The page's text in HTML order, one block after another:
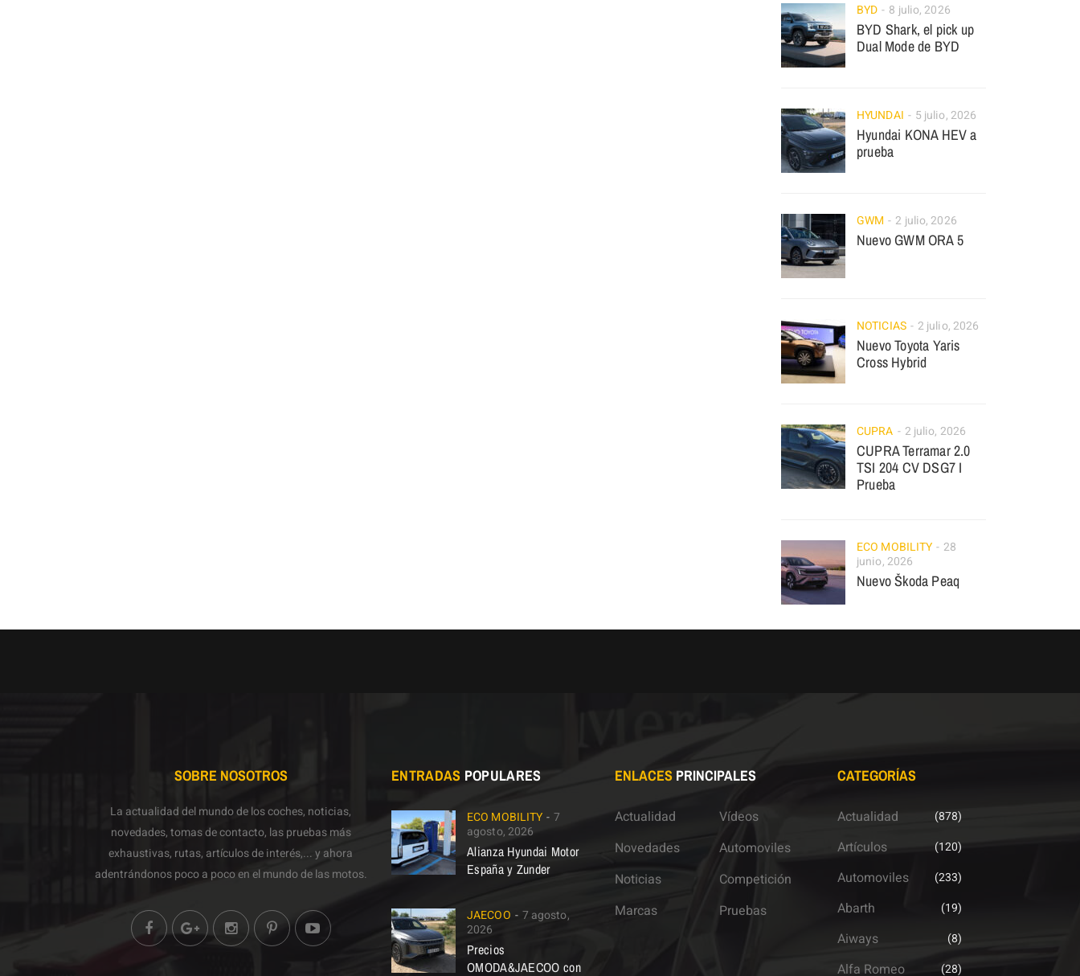
BYD 8 julio, 2026
BYD Shark, el pick up
Dual Mode de BYD
HYUNDAI 5 julio, 2026
Hyundai KONA HEV a
prueba
GWM 2 julio, 2026
Nuevo GWM ORA 5
NOTICIAS 2 julio, 2026
Nuevo Toyota Yaris
Cross Hybrid
CUPRA 2 julio, 2026
CUPRA Terramar 2.0
TSI 204 CV DSG7 I
Prueba
ECO MOBILITY
28
junio, 2026
Nuevo Škoda Peaq
SOBRE NOSOTROS
La actualidad del mundo de los coches, noticias,
novedades, tomas de contacto, las pruebas más
exhaustivas, rutas, artículos de interés,... y ahora
adentrándonos poco a poco en el mundo de las motos.
ENTRADAS POPULARES
ECO MOBILITY
7
agosto, 2026
Alianza Hyundai Motor
España y Zunder
JAECOO
7 agosto,
2026
Precios
OMODA&JAECOO con
ENLACESPRINCIPALES
Actualidad
Novedades
Noticias
Marcas
Vídeos
Automoviles
Competición
Pruebas
CATEGORÍAS
Actualidad (878)
Artículos (120)
Automoviles (233)
Abarth (19)
Aiways (8)
Alfa Romeo (28)